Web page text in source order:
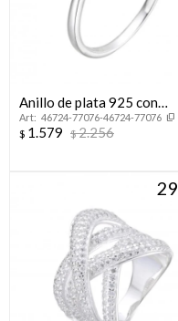
Anillo de plata 925 con
circonia, CINTILLO.
46724-77076-46724-77076
$ 1.579 $2.256
29